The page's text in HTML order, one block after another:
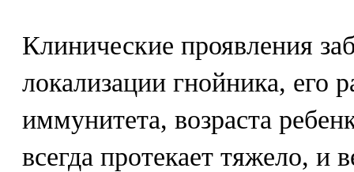
Клинические проявления
локализации гнойника, его
иммунитета, возраста
всегда протекает тяжело,